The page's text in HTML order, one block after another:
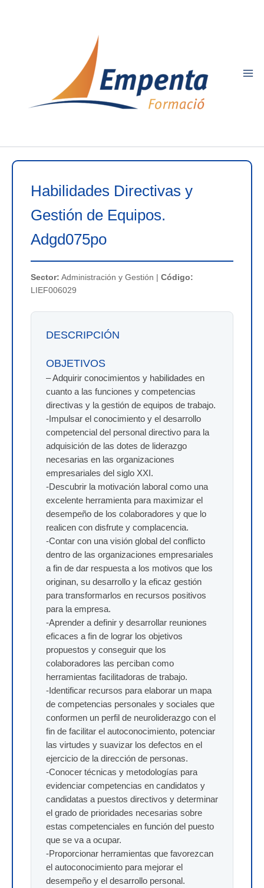
Habilidades Directivas y
Gestión de Equipos.
Adgd075po
Sector: Administración y Gestión | Código:
LIEF006029
DESCRIPCIÓN
OBJETIVOS
– Adquirir conocimientos y habilidades en
cuanto a las funciones y competencias
directivas y la gestión de equipos de trabajo.
-Impulsar el conocimiento y el desarrollo
competencial del personal directivo para la
adquisición de las dotes de liderazgo
necesarias en las organizaciones
empresariales del siglo XXI.
-Descubrir la motivación laboral como una
excelente herramienta para maximizar el
desempeño de los colaboradores y que lo
realicen con disfrute y complacencia.
-Contar con una visión global del conflicto
dentro de las organizaciones empresariales
a fin de dar respuesta a los motivos que los
originan, su desarrollo y la eficaz gestión
para transformarlos en recursos positivos
para la empresa.
-Aprender a definir y desarrollar reuniones
eficaces a fin de lograr los objetivos
propuestos y conseguir que los
colaboradores las perciban como
herramientas facilitadoras de trabajo.
-Identificar recursos para elaborar un mapa
de competencias personales y sociales que
conformen un perfil de neuroliderazgo con el
fin de facilitar el autoconocimiento, potenciar
las virtudes y suavizar los defectos en el
ejercicio de la dirección de personas.
-Conocer técnicas y metodologías para
evidenciar competencias en candidatos y
candidatas a puestos directivos y determinar
el grado de prioridades necesarias sobre
estas competenciales en función del puesto
que se va a ocupar.
-Proporcionar herramientas que favorezcan
el autoconocimiento para mejorar el
desempeño y el desarrollo personal.